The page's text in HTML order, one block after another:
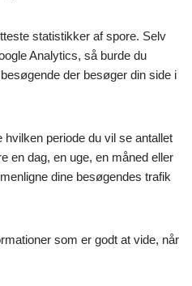
statistikker af spore. Selv
Analytics, så burde du
der besøger din side i
periode du vil se antallet
en dag, en uge, en måned eller
dine besøgendes trafik
som er godt at vide, når